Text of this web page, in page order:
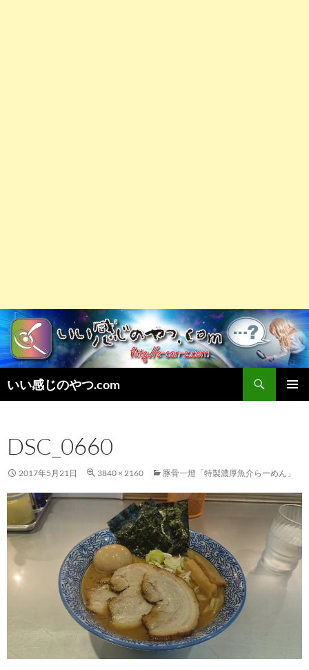
いい感じのやつ.com
索
ン
ツ
へ
キ
プ
DSC_0660
2017年5月21日 3840 × 2160 豚骨一燈「特製濃厚魚介らーめん」